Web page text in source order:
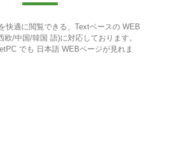
快適に閲覧できる、Textベースの WEB
欧/中国/韓国 語)に対応しております。
でも 日本語 WEBページが見れま